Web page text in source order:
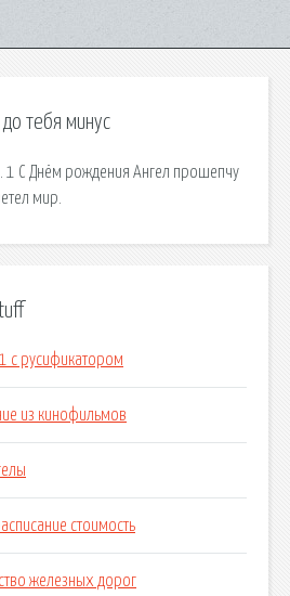
тебя минус
1 С Днём рождения Ангел прошепчу
мир.
с русификатором
из кинофильмов
стоимость
железных дорог